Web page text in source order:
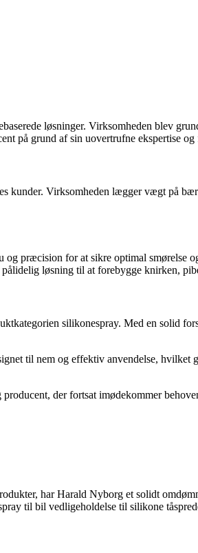
løsninger. Virksomheden blev
på grund af sin uovertrufne ekspertise
kunder. Virksomheden lægger vægt på
præcision for at sikre optimal smørelse
løsning til at forebygge knirken,
silikonespray. Med en solid
til nem og effektiv anvendelse, hvilket
der fortsat imødekommer
har Harald Nyborg et solidt
til bil vedligeholdelse til silikone